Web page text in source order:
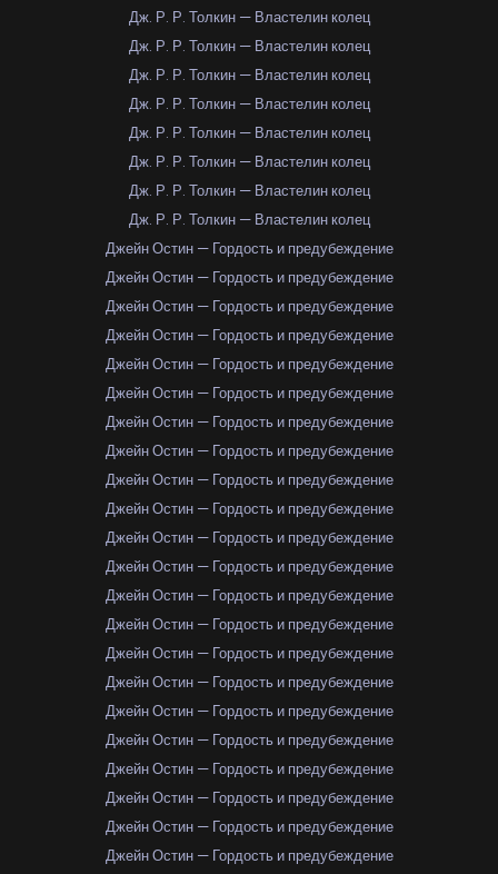
Дж. Р. Р. Толкин — Властелин колец
Дж. Р. Р. Толкин — Властелин колец
Дж. Р. Р. Толкин — Властелин колец
Дж. Р. Р. Толкин — Властелин колец
Дж. Р. Р. Толкин — Властелин колец
Дж. Р. Р. Толкин — Властелин колец
Дж. Р. Р. Толкин — Властелин колец
Дж. Р. Р. Толкин — Властелин колец
Джейн Остин — Гордость и предубеждение
Джейн Остин — Гордость и предубеждение
Джейн Остин — Гордость и предубеждение
Джейн Остин — Гордость и предубеждение
Джейн Остин — Гордость и предубеждение
Джейн Остин — Гордость и предубеждение
Джейн Остин — Гордость и предубеждение
Джейн Остин — Гордость и предубеждение
Джейн Остин — Гордость и предубеждение
Джейн Остин — Гордость и предубеждение
Джейн Остин — Гордость и предубеждение
Джейн Остин — Гордость и предубеждение
Джейн Остин — Гордость и предубеждение
Джейн Остин — Гордость и предубеждение
Джейн Остин — Гордость и предубеждение
Джейн Остин — Гордость и предубеждение
Джейн Остин — Гордость и предубеждение
Джейн Остин — Гордость и предубеждение
Джейн Остин — Гордость и предубеждение
Джейн Остин — Гордость и предубеждение
Джейн Остин — Гордость и предубеждение
Джейн Остин — Гордость и предубеждение